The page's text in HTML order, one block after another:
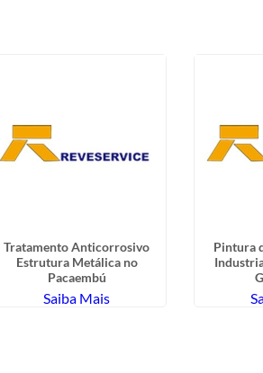
Tratamento Anticorrosivo
Estrutura Metálica no
Pacaembú
Saiba Mais
Pintura